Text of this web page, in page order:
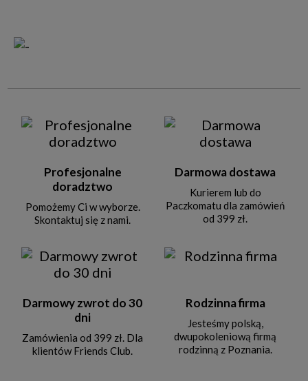
Profesjonalne
doradztwo
Pomożemy Ci w wyborze.
Skontaktuj się z nami.
Darmowa dostawa
Kurierem lub do
Paczkomatu dla zamówień
od 399 zł.
Darmowy zwrot do 30
dni
Zamówienia od 399 zł. Dla
klientów Friends Club.
Rodzinna firma
Jesteśmy polską,
dwupokoleniową firmą
rodzinną z Poznania.